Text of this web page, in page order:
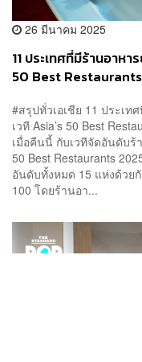
26 มีนาคม 2025
11 ประเทศที่มีร้านอาหา
50 Best
#สรุปทั่วเอเชีย 11 ประเท
เวที Asia’s 50 Best
เมื่อคืนนี้ กับเวทีจัดอันดับร้
50 Best Restaurants
อันดับทั้งหมด 15 แห่งด้วย
100 โดยร้านอา...